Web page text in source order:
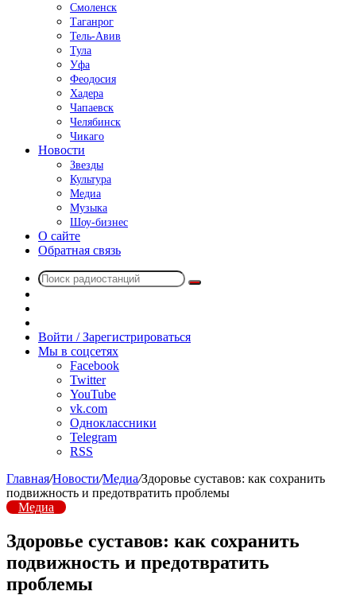
Смоленск
Таганрог
Тель-Авив
Тула
Уфа
Феодосия
Хадера
Чапаевск
Челябинск
Чикаго
Новости
Звезды
Культура
Медиа
Музыка
Шоу-бизнес
О сайте
Обратная связь
Поиск
радио
Войти / Зарегистрироваться
Мы в соцсетях
Facebook
Twitter
YouTube
vk.com
Одноклассники
Telegram
RSS
Главная/Новости/Медиа/Здоровье суставов: как сохранить
подвижность и предотвратить проблемы
Медиа
Здоровье суставов: как сохранить
подвижность и предотвратить
проблемы